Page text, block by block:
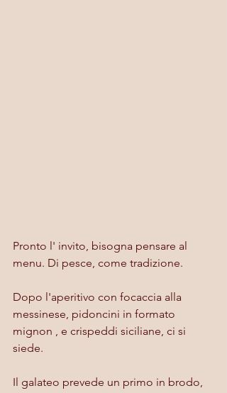
Pronto l' invito, bisogna pensare al
menu. Di pesce, come tradizione.
Dopo l'aperitivo con focaccia alla
messinese, pidoncini in formato
mignon , e crispeddi siciliane, ci si
siede.
Il galateo prevede un primo in brodo,